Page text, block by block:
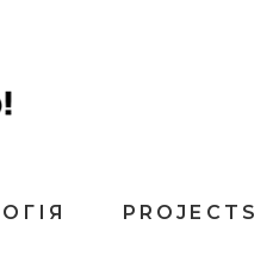
PROJECTS